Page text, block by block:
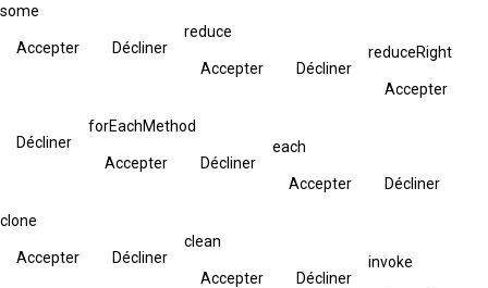
some
Accepter Décliner
reduce
Accepter Décliner
reduceRight
Accepter
Décliner
forEachMethod
Accepter Décliner
each
Accepter Décliner
clone
Accepter Décliner
clean
Accepter Décliner
invoke